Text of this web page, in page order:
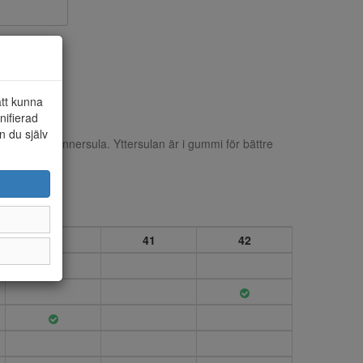
skinn innersula. Yttersulan är i gummi för bättre
40 41 42
kunna
du själv